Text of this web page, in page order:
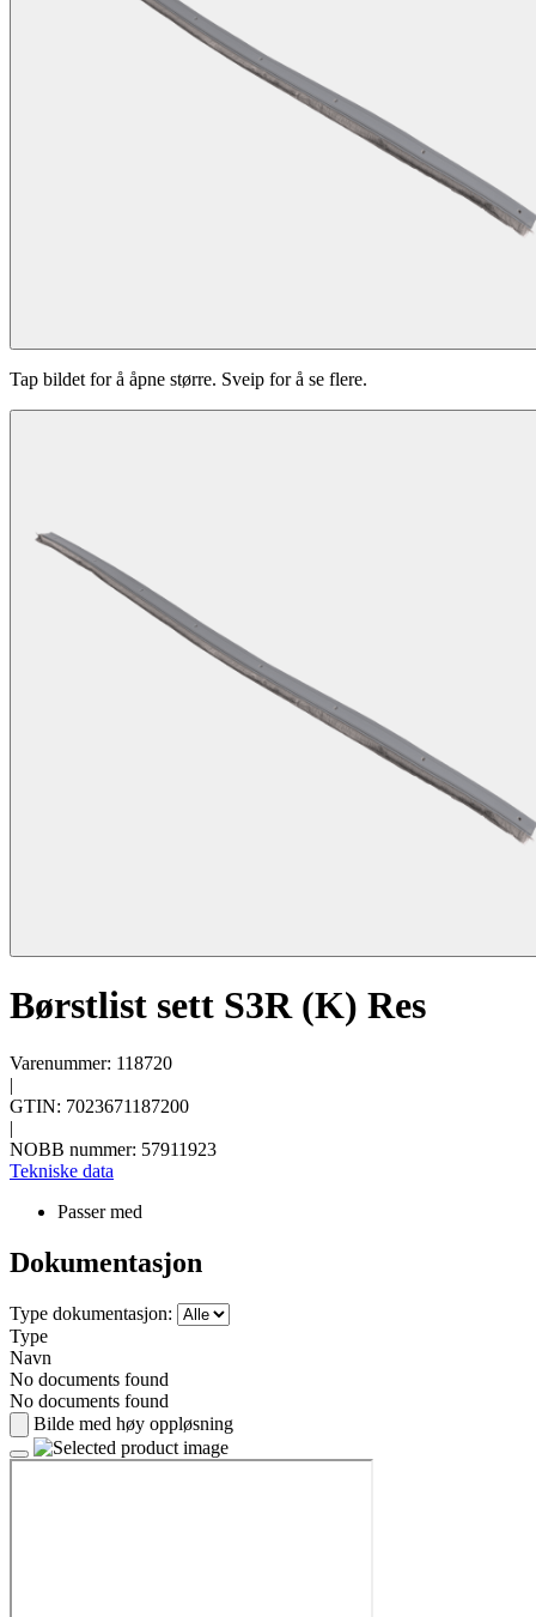
Tap bildet for å åpne større. Sveip for å se flere.
Børstlist sett S3R (K) Res
Varenummer: 118720
|
GTIN: 7023671187200
|
NOBB nummer: 57911923
Tekniske data
Passer med
Dokumentasjon
Type dokumentasjon:
Type
Navn
No documents found
No documents found
Bilde med høy oppløsning